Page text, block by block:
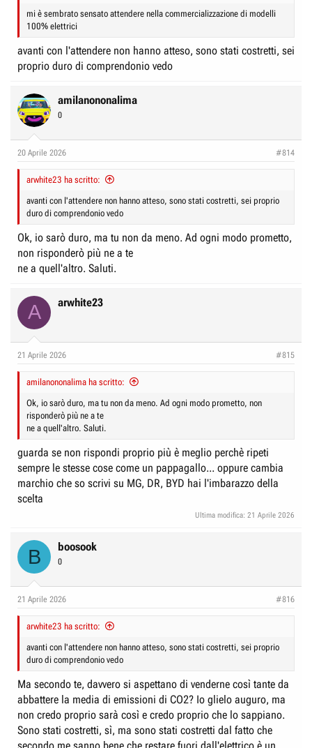
mi è sembrato sensato attendere nella commercializzazione di modelli
100% elettrici
avanti con l'attendere non hanno atteso, sono stati costretti, sei
proprio duro di comprendonio vedo
amilanononalima
0
20 Aprile 2026 #814
arwhite23 ha scritto:
avanti con l'attendere non hanno atteso, sono stati costretti, sei proprio
duro di comprendonio vedo
Ok, io sarò duro, ma tu non da meno. Ad ogni modo prometto,
non risponderò più ne a te
ne a quell'altro. Saluti.
A arwhite23
21 Aprile 2026 #815
amilanononalima ha scritto:
Ok, io sarò duro, ma tu non da meno. Ad ogni modo prometto, non
risponderò più ne a te
ne a quell'altro. Saluti.
guarda se non rispondi proprio più è meglio perchè ripeti
sempre le stesse cose come un pappagallo... oppure cambia
marchio che so scrivi su MG, DR, BYD hai l'imbarazzo della
scelta
Ultima modifica: 21 Aprile 2026
B boosook
0
21 Aprile 2026 #816
arwhite23 ha scritto:
avanti con l'attendere non hanno atteso, sono stati costretti, sei proprio
duro di comprendonio vedo
Ma secondo te, davvero si aspettano di venderne così tante da
abbattere la media di emissioni di CO2? Io glielo auguro, ma
non credo proprio sarà così e credo proprio che lo sappiano.
Sono stati costretti, sì, ma sono stati costretti dal fatto che